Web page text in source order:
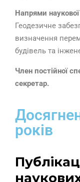
Напрями наукової
Геодезичне
визначення
будівель та
Член постійної
секретар.
років